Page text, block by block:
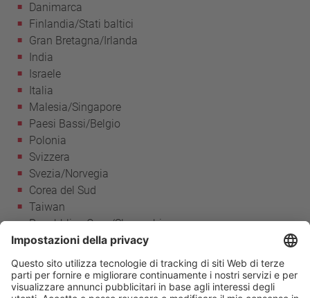
Danimarca
Finlandia/Stati baltici
Gran Bretagna/Irlanda
India
Israele
Italia
Malesia/Singapore
Paesi Bassi/Belgio
Polonia
Svizzera
Svezia/Norvegia
Corea del Sud
Taiwan
Repubblica Ceca/Slovacchia
Turchia
Ungheria
USA/Canada/Messico